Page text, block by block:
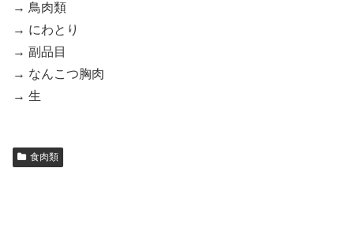
→ 鳥肉類
→ にわとり
→ 副品目
→ なんこつ胸肉
→ 生
食肉類